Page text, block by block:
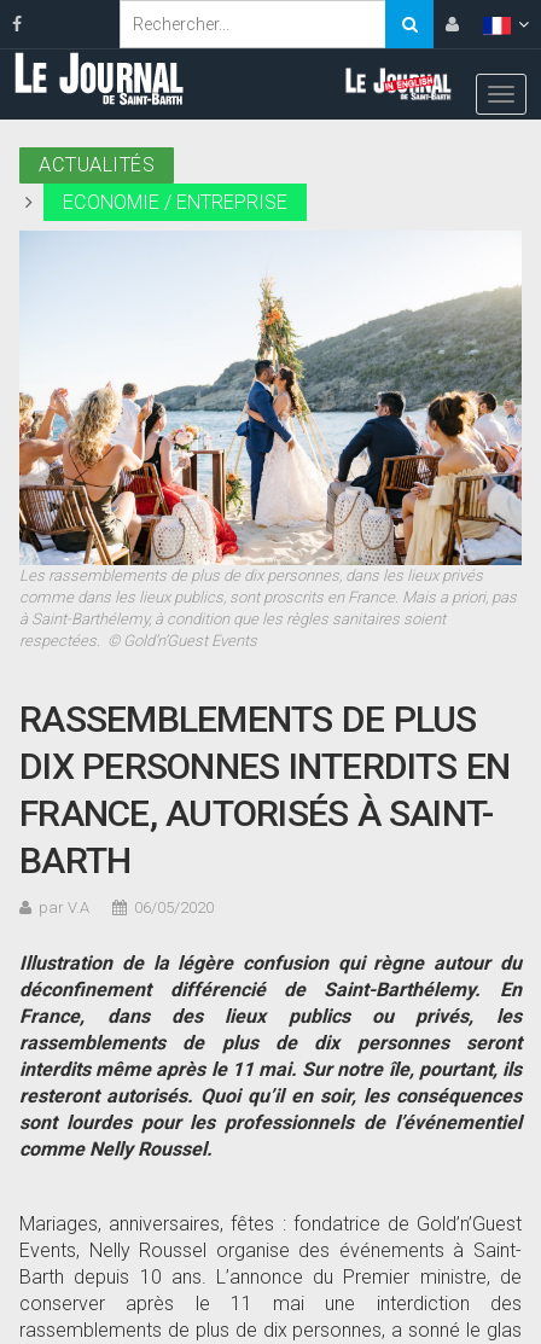
ACTUALITÉS
ECONOMIE / ENTREPRISE
Les rassemblements de plus de dix personnes, dans les lieux privés
comme dans les lieux publics, sont proscrits en France. Mais a priori, pas
à Saint-Barthélemy, à condition que les règles sanitaires soient
respectées. © Gold’n’Guest Events
RASSEMBLEMENTS DE PLUS
DIX PERSONNES INTERDITS EN
FRANCE, AUTORISÉS À SAINT-
BARTH
par V.A 06/05/2020
Illustration de la légère confusion qui règne autour du
déconfinement différencié de Saint-Barthélemy. En
France, dans des lieux publics ou privés, les
rassemblements de plus de dix personnes seront
interdits même après le 11 mai. Sur notre île, pourtant, ils
resteront autorisés. Quoi qu’il en soir, les conséquences
sont lourdes pour les professionnels de l’événementiel
comme Nelly Roussel.
Mariages, anniversaires, fêtes : fondatrice de Gold’n’Guest
Events, Nelly Roussel organise des événements à Saint-
Barth depuis 10 ans. L’annonce du Premier ministre, de
conserver après le 11 mai une interdiction des
rassemblements de plus de dix personnes, a sonné le glas